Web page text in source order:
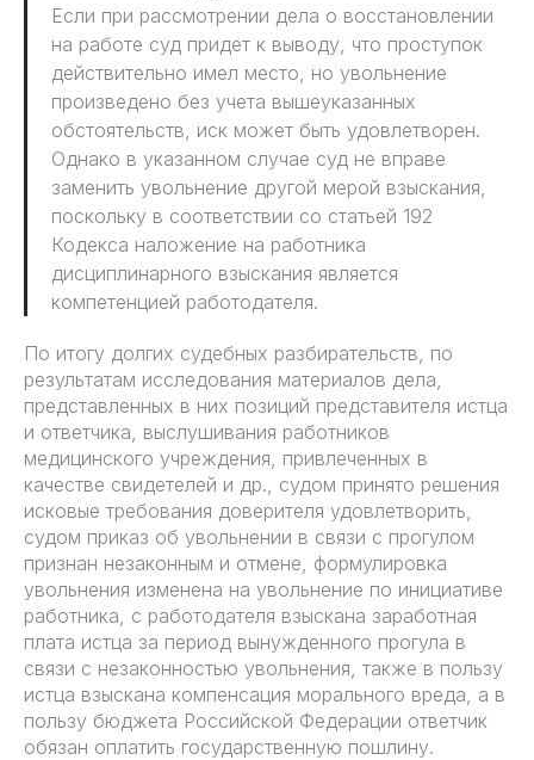
Если при рассмотрении дела о восстановлении
на работе суд придет к выводу, что проступок
действительно имел место, но увольнение
произведено без учета вышеуказанных
обстоятельств, иск может быть удовлетворен.
Однако в указанном случае суд не вправе
заменить увольнение другой мерой взыскания,
поскольку в соответствии со статьей 192
Кодекса наложение на работника
дисциплинарного взыскания является
компетенцией работодателя.
По итогу долгих судебных разбирательств, по
результатам исследования материалов дела,
представленных в них позиций представителя истца
и ответчика, выслушивания работников
медицинского учреждения, привлеченных в
качестве свидетелей и др., судом принято решения
исковые требования доверителя удовлетворить,
судом приказ об увольнении в связи с прогулом
признан незаконным и отмене, формулировка
увольнения изменена на увольнение по инициативе
работника, с работодателя взыскана заработная
плата истца за период вынужденного прогула в
связи с незаконностью увольнения, также в пользу
истца взыскана компенсация морального вреда, а в
пользу бюджета Российской Федерации ответчик
обязан оплатить государственную пошлину.